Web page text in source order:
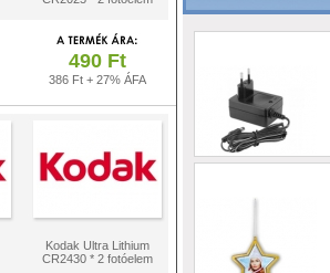
490 Ft
386 Ft + 27% ÁFA
Kodak Ultra Lithium
CR2430 * 2 fotóelem